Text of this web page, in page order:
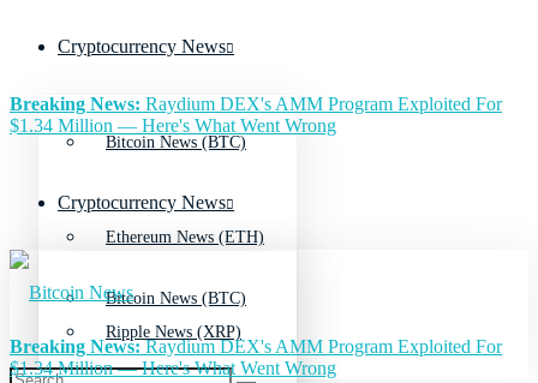
Cryptocurrency News
Bitcoin News (BTC)
Ethereum News (ETH)
Ripple News (XRP)
Breaking News: Raydium DEX's AMM Program Exploited For
$1.34 Million — Here's What Went Wrong
Cryptocurrency News
Bitcoin News (BTC)
Breaking News:Raydium DEX's AMM Program Exploited For
$1.34 Million — Here's What Went Wrong